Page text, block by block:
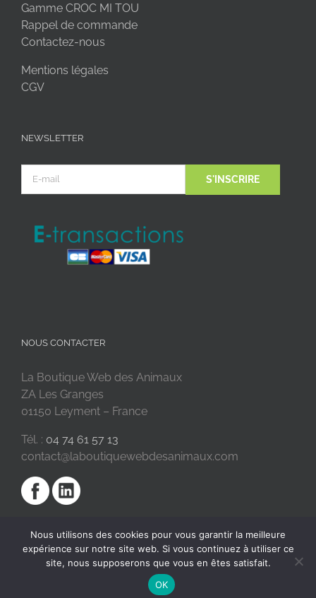
Gamme CROC MI TOU
Rappel de commande
Contactez-nous
Mentions légales
CGV
NEWSLETTER
NOUS CONTACTER
La Boutique Web des Animaux
ZA Les Granges
01150 Leyment – France
Tél. : 04 74 61 57 13
contact@laboutiquewebdesanimaux.com
2018 © La Boutique Web des Animaux | Réalisé par
Nous utilisons des cookies pour vous garantir la meilleure
expérience sur notre site web. Si vous continuez à utiliser ce
site, nous supposerons que vous en êtes satisfait.
OK